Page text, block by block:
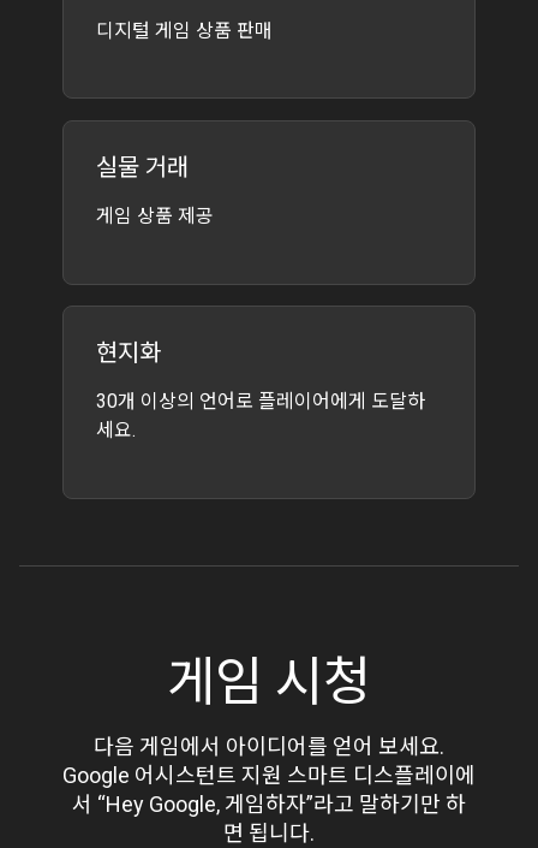
디지털 게임 상품 판매
실물 거래
게임 상품 제공
현지화
30개 이상의 언어로 플레이어에게 도달하
세요.
게임 시청
다음 게임에서 아이디어를 얻어 보세요.
Google 어시스턴트 지원 스마트 디스플레이에
서 “Hey Google, 게임하자”라고 말하기만 하
면 됩니다.